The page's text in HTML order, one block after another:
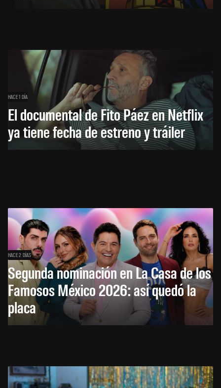
HACE 1 DÍA
El documental de Fito Páez en Netflix
ya tiene fecha de estreno y tráiler
HACE 2 DÍAS
Segunda nominación en La Casa de los
Famosos México 2026: así quedó la
placa